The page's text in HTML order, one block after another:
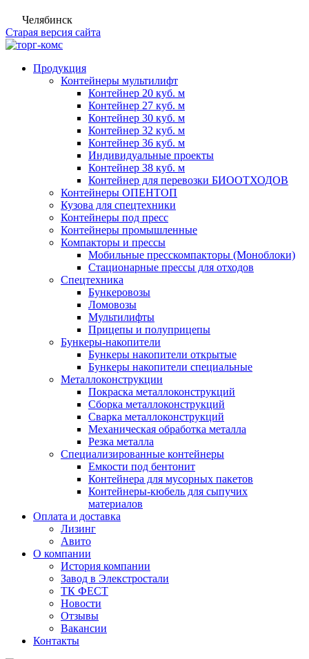
Челябинск
Старая версия сайта
Продукция
Контейнеры мультилифт
Контейнер 20 куб. м
Контейнер 27 куб. м
Контейнер 30 куб. м
Контейнер 32 куб. м
Контейнер 36 куб. м
Индивидуальные проекты
Контейнер 38 куб. м
Контейнер для перевозки БИООТХОДОВ
Контейнеры ОПЕНТОП
Кузова для спецтехники
Контейнеры под пресс
Контейнеры промышленные
Компакторы и прессы
Мобильные пресскомпакторы (Моноблоки)
Стационарные прессы для отходов
Спецтехника
Бункеровозы
Ломовозы
Мультилифты
Прицепы и полуприцепы
Бункеры-накопители
Бункеры накопители открытые
Бункеры накопители специальные
Металлоконструкции
Покраска металлоконструкций
Сборка металлоконструкций
Сварка металлоконструкций
Механическая обработка металла
Резка металла
Специализированные контейнеры
Емкости под бентонит
Контейнера для мусорных пакетов
Контейнеры-кюбель для сыпучих
материалов
Оплата и доставка
Лизинг
Авито
О компании
История компании
Завод в Элекстростали
ТК ФЕСТ
Новости
Отзывы
Вакансии
Контакты